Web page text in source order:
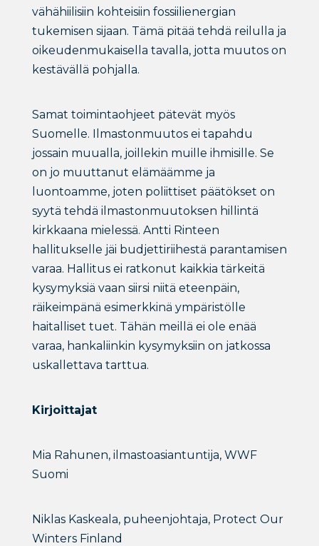
vähähiilisiin kohteisiin fossiilienergian
tukemisen sijaan. Tämä pitää tehdä reilulla ja
oikeudenmukaisella tavalla, jotta muutos on
kestävällä pohjalla.
Samat toimintaohjeet pätevät myös
Suomelle. Ilmastonmuutos ei tapahdu
jossain muualla, joillekin muille ihmisille. Se
on jo muuttanut elämäämme ja
luontoamme, joten poliittiset päätökset on
syytä tehdä ilmastonmuutoksen hillintä
kirkkaana mielessä. Antti Rinteen
hallitukselle jäi budjettiriihestä parantamisen
varaa. Hallitus ei ratkonut kaikkia tärkeitä
kysymyksiä vaan siirsi niitä eteenpäin,
räikeimpänä esimerkkinä ympäristölle
haitalliset tuet. Tähän meillä ei ole enää
varaa, hankaliinkin kysymyksiin on jatkossa
uskallettava tarttua.
Kirjoittajat
Mia Rahunen, ilmastoasiantuntija, WWF
Suomi
Niklas Kaskeala, puheenjohtaja, Protect Our
Winters Finland